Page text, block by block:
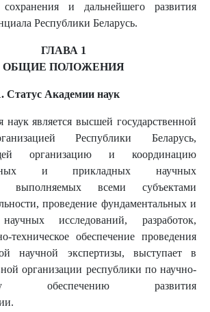
и дальнейшего развития
Республики Беларусь.
ГЛАВА 1
ОБЩИЕ ПОЛОЖЕНИЯ
Статус Академии наук
наук является высшей государственной
Республики Беларусь,
организацию и координацию
и прикладных научных
выполняемых всеми субъектами
проведение фундаментальных и
исследований, разработок,
техническое обеспечение проведения
научной экспертизы, выступает в
организации республики по научно-
обеспечению развития